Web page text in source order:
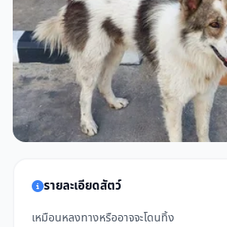
รายละเอียดสัตว์
เหมือนหลงทางหรืออาจจะโดนทิ้ง